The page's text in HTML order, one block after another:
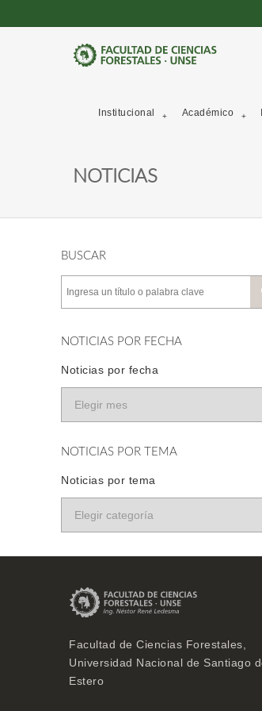
Institucional Académico
NOTICIAS
BUSCAR
NOTICIAS POR FECHA
Noticias por fecha
NOTICIAS POR TEMA
Noticias por tema
Facultad de Ciencias Forestales,
Universidad Nacional de Santiago
Estero